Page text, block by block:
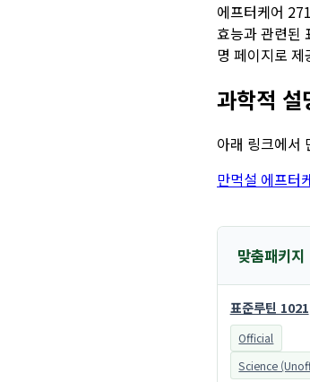
에프터케어
효능과 관련된
명 페이지로 제
과학적 설
아래 링크에서
만먹설 에프터
맞춤패키지
표준루틴 1021
Official
Science